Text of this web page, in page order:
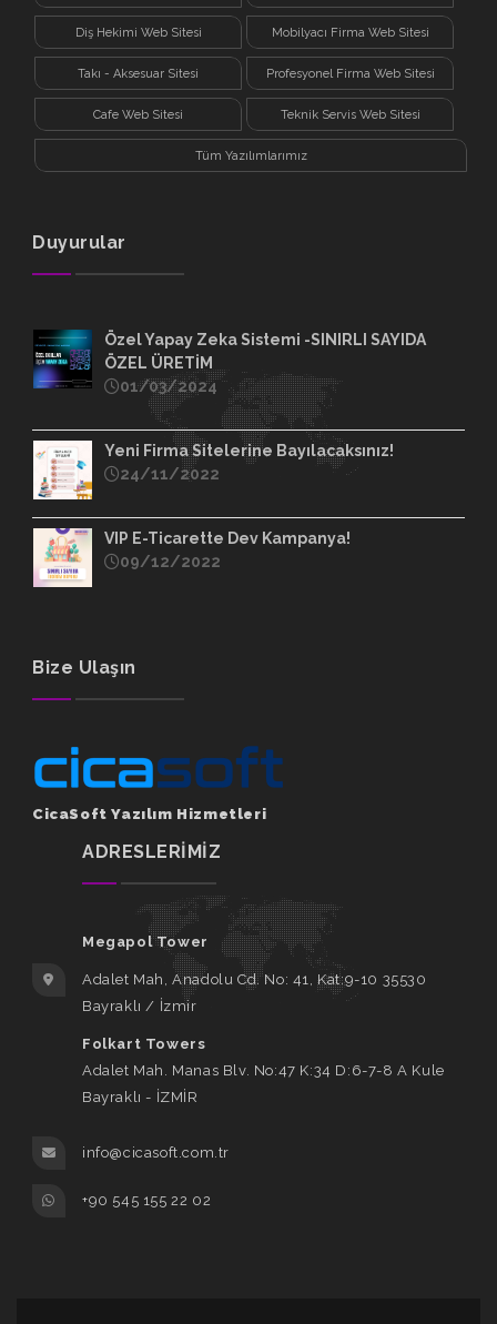
Diş Hekimi Web Sitesi Mobilyacı Firma Web Sitesi
Takı - Aksesuar Sitesi Profesyonel Firma Web Sitesi
Cafe Web Sitesi Teknik Servis Web Sitesi
Tüm Yazılımlarımız
Duyurular
Özel Yapay Zeka Sistemi -SINIRLI SAYIDA
ÖZEL ÜRETİM
01/03/2024
Yeni Firma Sitelerine Bayılacaksınız!
24/11/2022
VIP E-Ticarette Dev Kampanya!
09/12/2022
Bize Ulaşın
CicaSoft Yazılım Hizmetleri
ADRESLERİMİZ
Megapol Tower
Adalet Mah, Anadolu Cd. No: 41, Kat:9-10 35530
Bayraklı / İzmir
Folkart Towers
Adalet Mah. Manas Blv. No:47 K:34 D:6-7-8 A Kule
Bayraklı - İZMİR
info@cicasoft.com.tr
+90 545 155 22 02